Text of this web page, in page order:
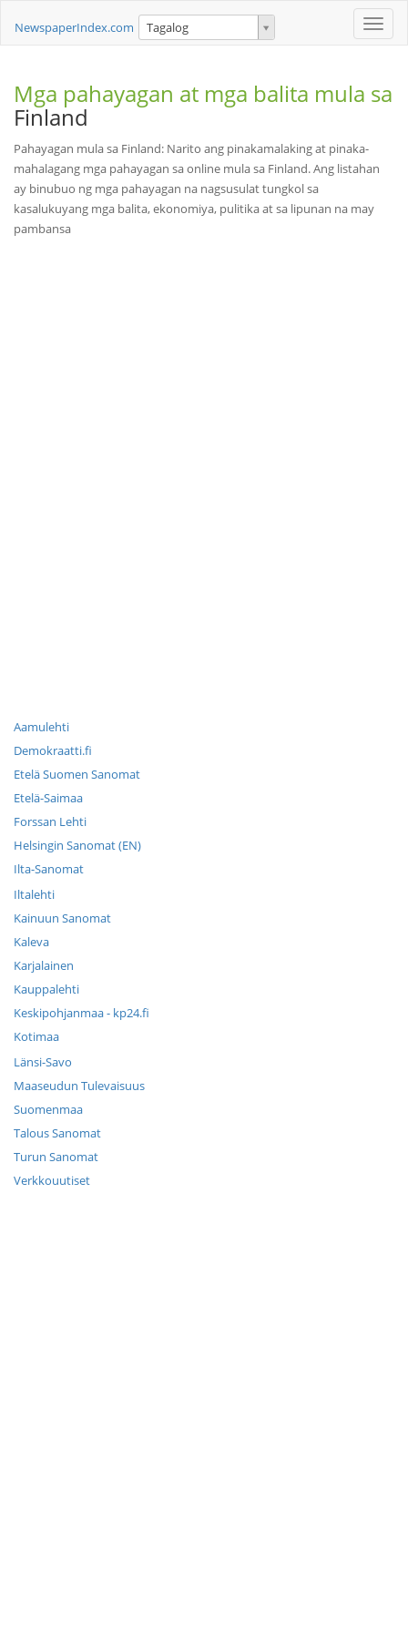
Toggle
NewspaperIndex.com Tagalog
Mga pahayagan at mga balita mula sa
Finland
Pahayagan mula sa Finland: Narito ang pinakamalaking at pinaka-
mahalagang mga pahayagan sa online mula sa Finland. Ang listahan
ay binubuo ng mga pahayagan na nagsusulat tungkol sa
kasalukuyang mga balita, ekonomiya, pulitika at sa lipunan na may
pambansa
Aamulehti
Demokraatti.fi
Etelä Suomen Sanomat
Etelä-Saimaa
Forssan Lehti
Helsingin Sanomat (EN)
Ilta-Sanomat
Iltalehti
Kainuun Sanomat
Kaleva
Karjalainen
Kauppalehti
Keskipohjanmaa - kp24.fi
Kotimaa
Länsi-Savo
Maaseudun Tulevaisuus
Suomenmaa
Talous Sanomat
Turun Sanomat
Verkkouutiset